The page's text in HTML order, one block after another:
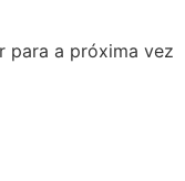
para a próxima vez